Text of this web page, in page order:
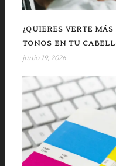
¿QUIERES VERTE
TONOS EN TU
junio 19, 2026